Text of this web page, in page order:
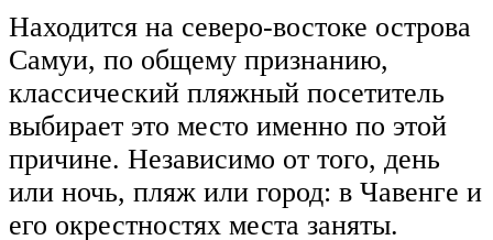
Находится на северо-востоке острова
Самуи, по общему признанию,
классический пляжный посетитель
выбирает это место именно по этой
причине. Независимо от того, день
или ночь, пляж или город: в Чавенге и
его окрестностях места заняты.